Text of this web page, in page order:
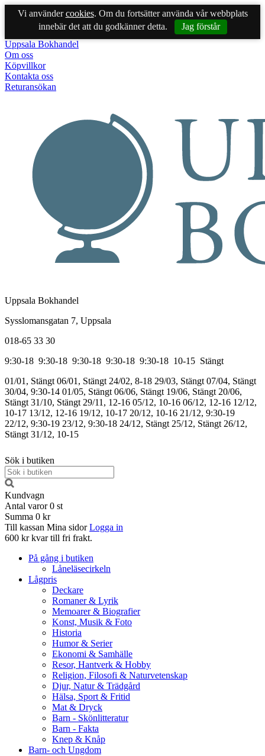
Vi användercookies. Om du fortsätter använda vår webbplats
innebär det att du godkänner detta.
Jag förstår
Uppsala Bokhandel
Om oss
Köpvillkor
Kontakta oss
Returansökan
Uppsala Bokhandel
Sysslomansgatan 7, Uppsala
018-65 33 30
9:30-18 9:30-18 9:30-18 9:30-18 9:30-18 10-15 Stängt
01/01, Stängt 06/01, Stängt 24/02, 8-18 29/03, Stängt 07/04, Stängt
30/04, 9:30-14 01/05, Stängt 06/06, Stängt 19/06, Stängt 20/06,
Stängt 31/10, Stängt 29/11, 12-16 05/12, 10-16 06/12, 12-16 12/12,
10-17 13/12, 12-16 19/12, 10-17 20/12, 10-16 21/12, 9:30-19
22/12, 9:30-19 23/12, 9:30-18 24/12, Stängt 25/12, Stängt 26/12,
Stängt 31/12, 10-15
Sök i butiken
Kundvagn
Antal varor 0 st
Summa 0 kr
Till kassan Mina sidor Logga in
600 kr kvar till fri frakt.
På gång i butiken
Låneläsecirkeln
Lågpris
Deckare
Romaner & Lyrik
Memoarer & Biografier
Konst, Musik & Foto
Historia
Humor & Serier
Ekonomi & Samhälle
Resor, Hantverk & Hobby
Religion, Filosofi & Naturvetenskap
Djur, Natur & Trädgård
Hälsa, Sport & Fritid
Mat & Dryck
Barn - Skönlitteratur
Barn - Fakta
Knep & Knåp
Barn- och Ungdom